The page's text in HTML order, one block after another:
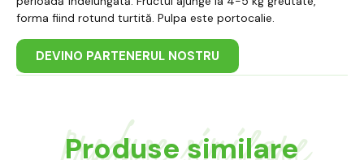
forma fiind rotund turtită. Pulpa este portocalie.
DEVINO PARTENERUL NOSTRU
Produse similare